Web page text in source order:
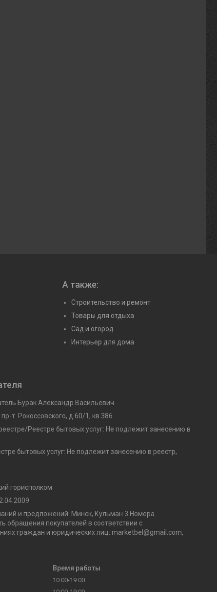
А также:
Строительство и ремонт
Товары для отдыха
Сад и огород
Интерьер для дома
Бурак Александр Васильевич
т. Рокоссовского, д.60/1, кв.386
Реестре бытовых услуг: Не подлежит занесению в
бытовых услуг: Не подлежит занесению в реестр,
горисполком
и предложений: Минск, Кульман 3 Номера
обращения покупателей в соответствии с
граждан и юридических лиц: marketbel@gmail.com,
Время работы
10:00-19:00